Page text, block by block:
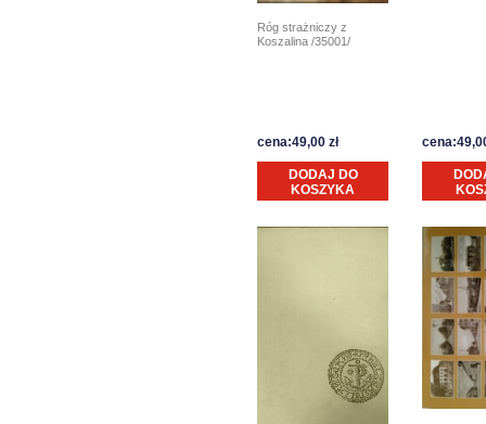
Róg strażniczy z
Koszalina /35001/
cena:49,00 zł
DODAJ DO
KOSZYKA